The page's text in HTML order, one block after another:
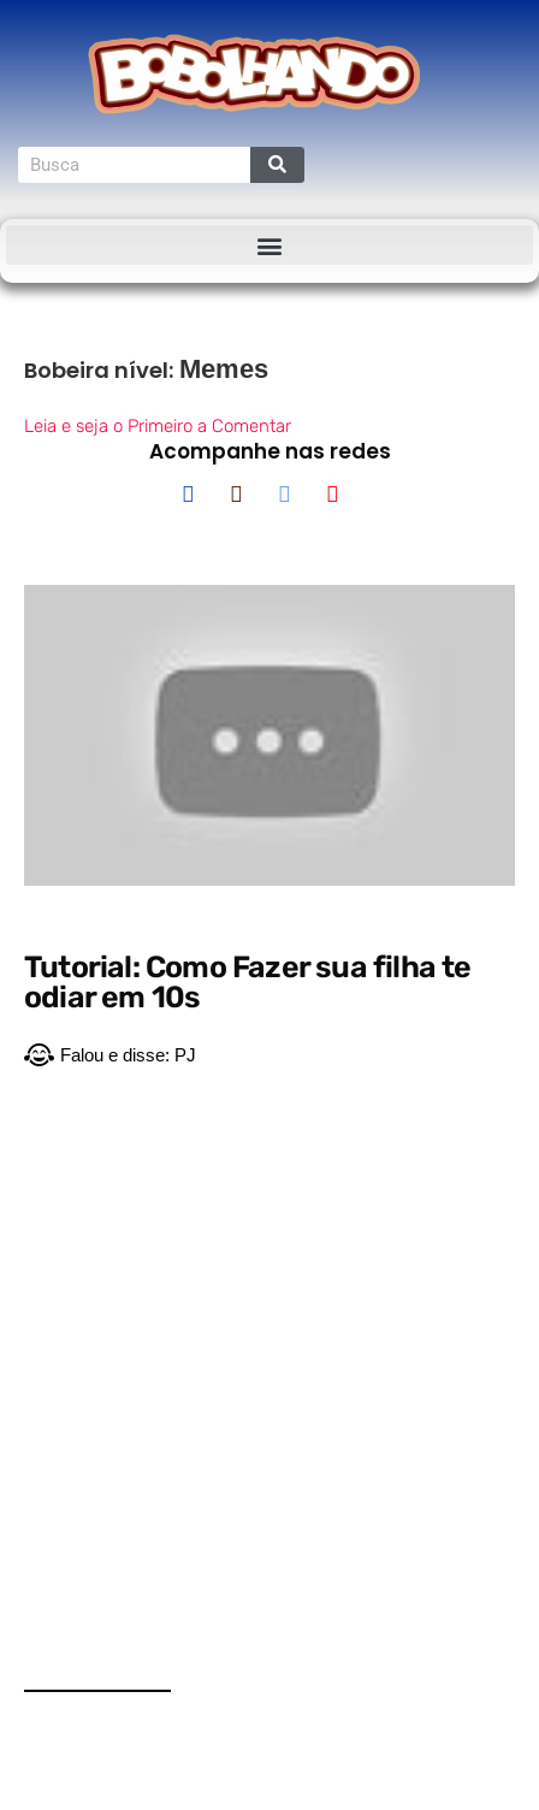
Bobeira nível:
Leia e seja o Primeiro a Comentar
Acompanhe nas redes
Tutorial: Como Fazer sua filha te
odiar em 10s
Falou e disse: PJ